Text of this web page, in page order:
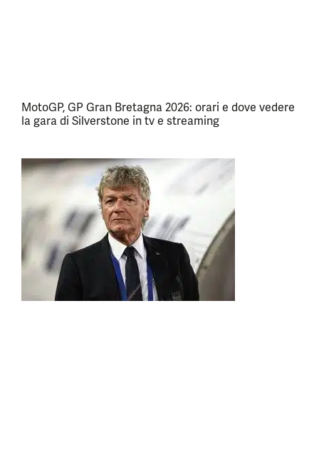
MotoGP, GP Gran Bretagna 2026: orari e dove vedere
la gara di Silverstone in tv e streaming